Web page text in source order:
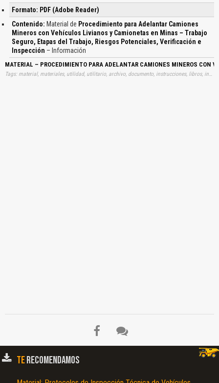
Formato: PDF (Adobe Reader)
Contenido: Material de Procedimiento para Adelantar Camiones
Mineros con Vehículos Livianos y Camionetas en Minas – Trabajo
Seguro, Etapas del Trabajo, Riesgos Potenciales, Verificación e
Inspección – Información
MATERIAL – PROCEDIMIENTO PARA ADELANTAR CAMIONES MINEROS
TERECOMENDAMOS